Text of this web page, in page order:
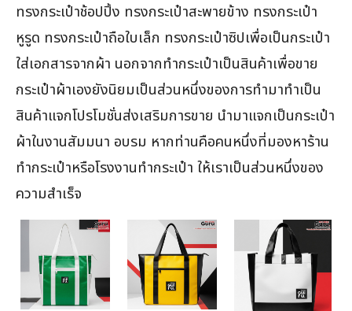
ทรงกระเป๋าช้อปปิ้ง ทรงกระเป๋าสะพายข้าง ทรงกระเป๋า
หูรูด ทรงกระเป๋าถือใบเล็ก ทรงกระเป๋าซิปเพื่อเป็นกระเป๋า
ใส่เอกสารจากผ้า นอกจากทำกระเป๋าเป็นสินค้าเพื่อขาย
กระเป๋าผ้าเองยังนิยมเป็นส่วนหนึ่งของการทำมาทำเป็น
สินค้าแจกโปรโมชั่นส่งเสริมการขาย นำมาแจกเป็นกระเป๋า
ผ้าในงานสัมมนา อบรม หากท่านคือคนหนึ่งที่มองหาร้าน
ทำกระเป๋าหรือโรงงานทำกระเป๋า ให้เราเป็นส่วนหนึ่งของ
ความสำเร็จ